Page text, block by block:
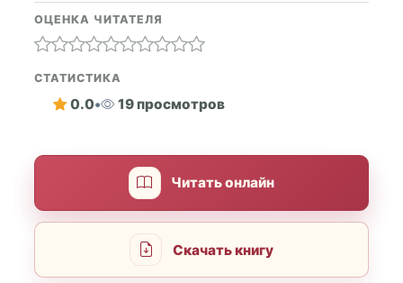
ОЦЕНКА ЧИТАТЕЛЯ
СТАТИСТИКА
0.0• 19 просмотров
Читать онлайн
Скачать книгу